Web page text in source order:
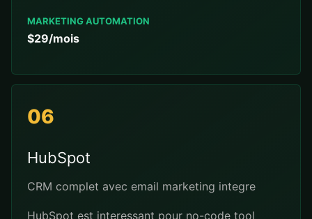
MARKETING AUTOMATION
$29/mois
06
HubSpot
CRM complet avec email marketing integre
HubSpot est interessant pour no-code tool